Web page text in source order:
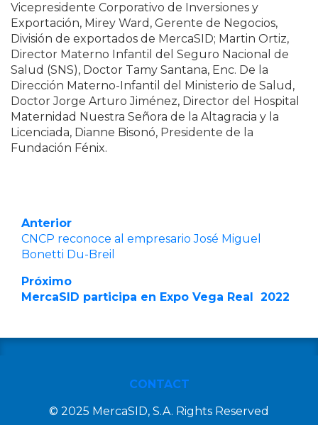
Vicepresidente Corporativo de Inversiones y
Exportación, Mirey Ward, Gerente de Negocios,
División de exportados de MercaSID; Martin Ortiz,
Director Materno Infantil del Seguro Nacional de
Salud (SNS), Doctor Tamy Santana, Enc. De la
Dirección Materno-Infantil del Ministerio de Salud,
Doctor Jorge Arturo Jiménez, Director del Hospital
Maternidad Nuestra Señora de la Altagracia y la
Licenciada, Dianne Bisonó, Presidente de la
Fundación Fénix.
Anterior
CNCP reconoce al empresario José Miguel
Bonetti Du-Breil
Próximo
MercaSID participa en Expo Vega Real 2022
CONTACT
© 2025 MercaSID, S.A. Rights Reserved